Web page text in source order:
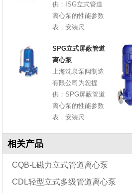
供：ISG立式管道
离心泵的性能参数
表，安装尺
SPG立式屏蔽管道
离心泵
上海沈泉泵阀制造
有限公司为您提
供：SPG屏蔽管道
离心泵的性能参数
表，安装尺
相关产品
CQB-L磁力立式管道离心泵
CDL轻型立式多级管道离心泵